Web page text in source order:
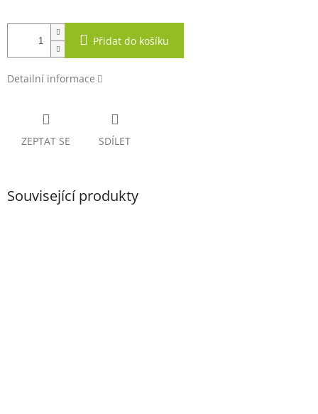
Přidat do košíku
Detailní informace
ZEPTAT SE SDÍLET
Související produkty